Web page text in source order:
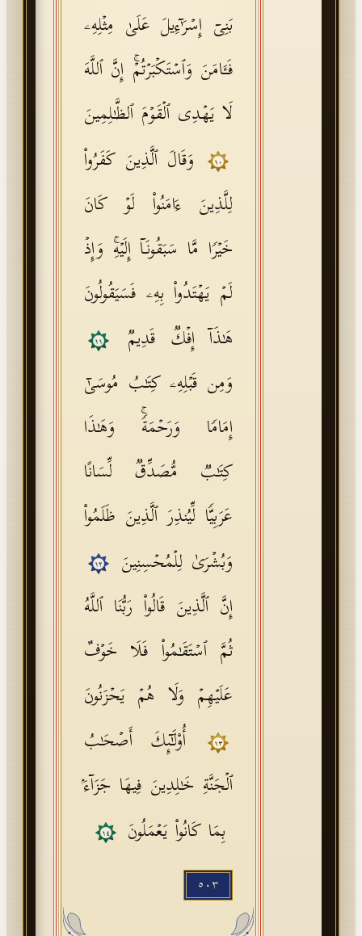
بَنِیۤ إِسۡرَ ٰ⁠ۤءِیلَ عَلَىٰ مِثۡلِهِۦ
فَـَٔامَنَ وَٱسۡتَكۡبَرۡتُمۡۚ إِنَّ ٱللَّهَ
لَا یَهۡدِی ٱلۡقَوۡمَ ٱلظَّـٰلِمِینَ
١٠
وَقَالَ ٱلَّذِینَ كَفَرُوا۟
لِلَّذِینَ ءَامَنُوا۟ لَوۡ كَانَ
خَیۡرࣰا مَّا سَبَقُونَاۤ إِلَیۡهِۚ وَإِذۡ
لَمۡ یَهۡتَدُوا۟ بِهِۦ فَسَیَقُولُونَ
هَـٰذَاۤ إِفۡكࣱ قَدِیمࣱ
١١
وَمِن قَبۡلِهِۦ كِتَـٰبُ مُوسَىٰۤ
إِمَامࣰا وَرَحۡمَةࣰۚ وَهَـٰذَا
كِتَـٰبࣱ مُّصَدِّقࣱ لِّسَانًا
عَرَبِیࣰّا لِّیُنذِرَ ٱلَّذِینَ ظَلَمُوا۟
وَبُشۡرَىٰ لِلۡمُحۡسِنِینَ
١٢
إِنَّ ٱلَّذِینَ قَالُوا۟ رَبُّنَا ٱللَّهُ
ثُمَّ ٱسۡتَقَـٰمُوا۟ فَلَا خَوۡفٌ
عَلَیۡهِمۡ وَلَا هُمۡ یَحۡزَنُونَ
١٣
أُو۟لَـٰۤىِٕكَ أَصۡحَـٰبُ
ٱلۡجَنَّةِ خَـٰلِدِینَ فِیهَا جَزَاۤءَۢ
بِمَا كَانُوا۟ یَعۡمَلُونَ
١٤
٥٠٣